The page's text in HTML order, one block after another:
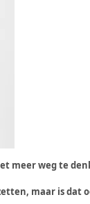
meer weg te
maar is dat